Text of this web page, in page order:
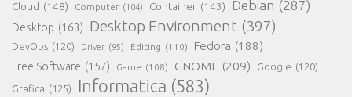
Cloud (148) Computer (104) Container (143) Debian (287)
Desktop (163) Desktop Environment (397)
DevOps (120) Driver (95) Editing (110) Fedora (188)
Free Software (157) Game (108) GNOME (209) Google (120)
Grafica (125) Informatica (583)